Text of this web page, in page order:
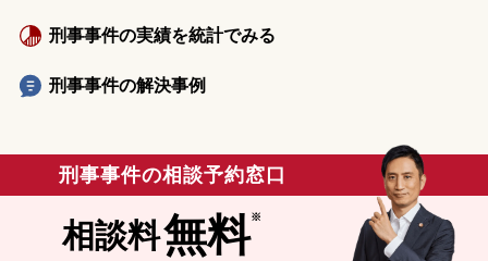
刑事事件の実績を統計でみる
刑事事件の解決事例
刑事事件の相談予約窓口
相談料無料